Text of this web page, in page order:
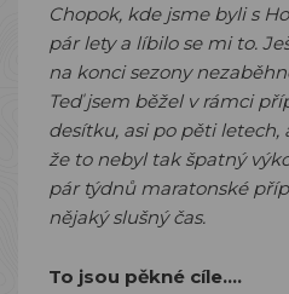
Chopok, kde jsme byli s
pár lety a líbilo se mi to.
na konci sezony
Teď jsem běžel v rámci
desítku, asi po pěti letech,
že to nebyl tak špatný
pár týdnů maratonské
nějaký slušný čas.
To jsou pěkné cíle….